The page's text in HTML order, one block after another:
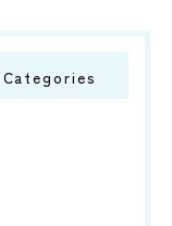
Categories